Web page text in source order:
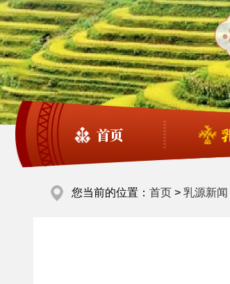
首页
您当前的位置： 首页 > 乳源新闻